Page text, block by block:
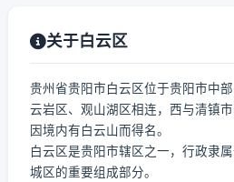
关于白云区
贵州省贵阳市白云区位于贵阳市中
云岩区、观山湖区相连，西与清镇
因境内有白云山而得名。
白云区是贵阳市辖区之一，行政隶
城区的重要组成部分。